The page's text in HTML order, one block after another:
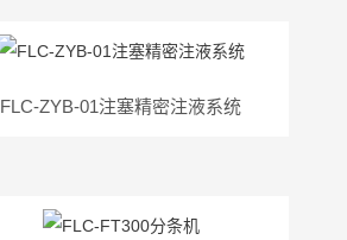
FLC-ZYB-01注塞精密注液系统